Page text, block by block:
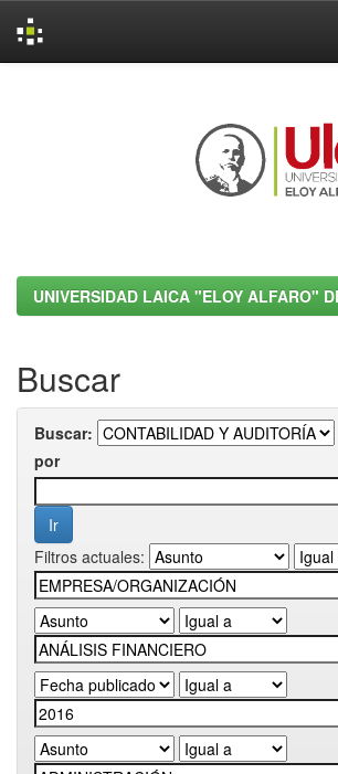
UNIVERSIDAD LAICA "ELOY ALFARO"
Buscar
Buscar:
por
Filtros actuales: